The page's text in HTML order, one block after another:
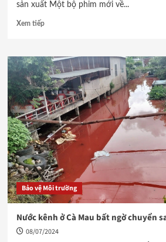
sản xuất Một bộ phim mới về...
Xem tiếp
Bảo vệ Môi trường
Nước kênh ở Cà Mau bất ngờ chuyển
08/07/2024